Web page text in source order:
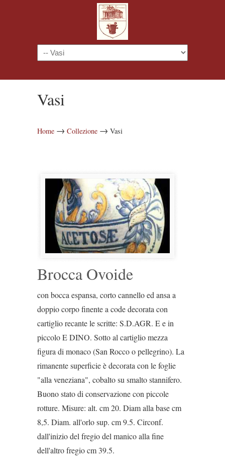
Navigazione
Vasi
Home → Collezione → Vasi
Brocca Ovoide
con bocca espansa, corto cannello ed ansa a
doppio corpo finente a code decorata con
cartiglio recante le scritte: S.D.AGR. E e in
piccolo E DINO. Sotto al cartiglio mezza
figura di monaco (San Rocco o pellegrino). La
rimanente superficie è decorata con le foglie
"alla veneziana", cobalto su smalto stannifero.
Buono stato di conservazione con piccole
rotture. Misure: alt. cm 20. Diam alla base cm
8,5. Diam. all'orlo sup. cm 9.5. Circonf.
dall'inizio del fregio del manico alla fine
dell'altro fregio cm 39.5.